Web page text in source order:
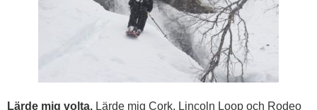
Lärde mig volta. Lärde mig Cork, Lincoln Loop och Rodeo